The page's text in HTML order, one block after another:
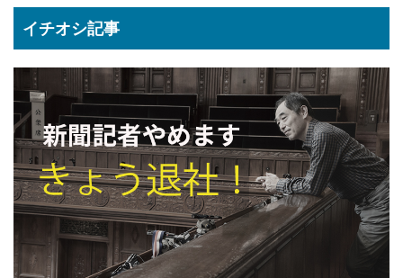
イチオシ記事